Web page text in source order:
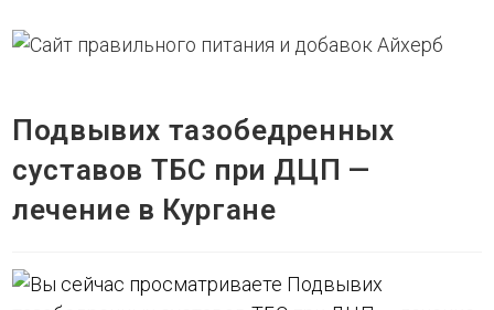
содержимому
Подвывих тазобедренных
суставов ТБС при ДЦП —
лечение в Кургане